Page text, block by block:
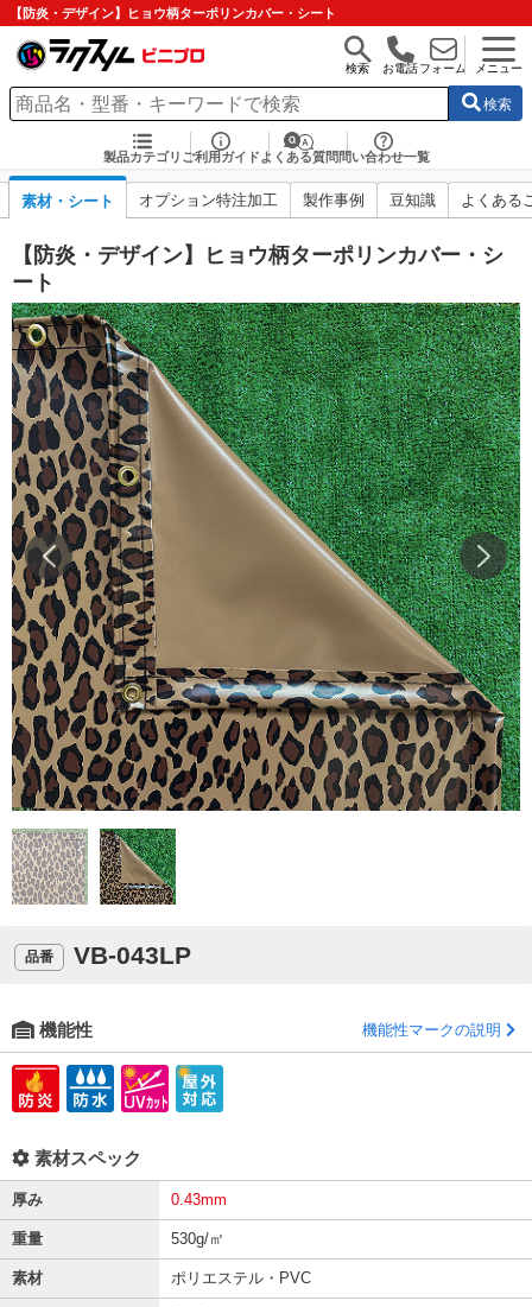
【防炎・デザイン】ヒョウ柄ターポリンカバー・シート
検索 お電話フォーム メニュー
検索
製品カテゴリ ご利用ガイド よくある質問 問い合わせ一覧
素材・シート オプション特注加工 製作事例 豆知識 よくある
【防炎・デザイン】ヒョウ柄ターポリンカバー・シ
ート
品番 VB-043LP
機能性 機能性マークの説明
素材スペック
厚み 0.43mm
重量 530g/㎡
素材 ポリエステル・PVC